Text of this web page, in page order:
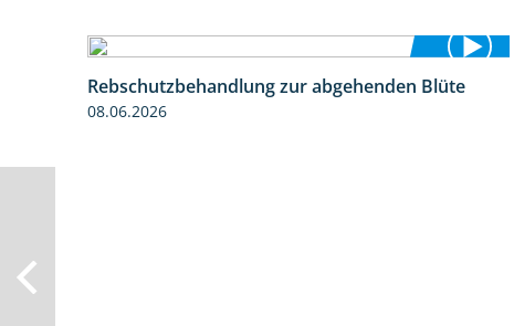
3:06
Rebschutzbehandlung zur abgehenden Blüte
08.06.2026